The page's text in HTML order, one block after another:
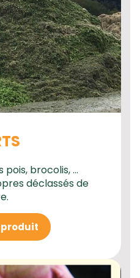
brocolis, …
déclassés de
produit